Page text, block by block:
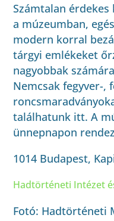
Számtalan
a múzeumban,
modern korral
tárgyi emlékeket
nagyobbak
Nemcsak fegyver-,
találhatunk itt. A
ünnepnapon
1014 Budapest,
Hadtörténeti Intézet
Fotó: Hadtörténeti